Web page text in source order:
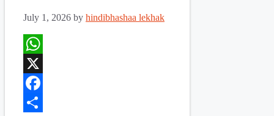
July 1, 2026 by hindibhashaa lekhak
WhatsApp
X
Facebook